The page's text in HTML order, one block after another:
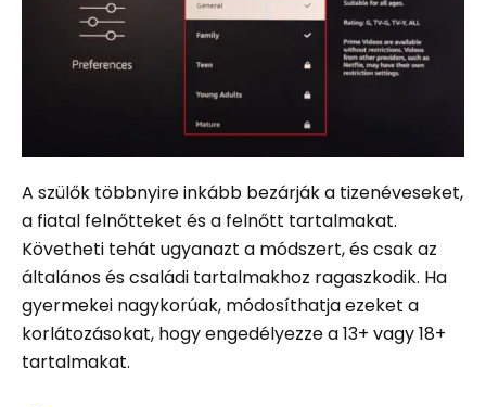
A szülők többnyire inkább bezárják a tizenéveseket,
a fiatal felnőtteket és a felnőtt tartalmakat.
Követheti tehát ugyanazt a módszert, és csak az
általános és családi tartalmakhoz ragaszkodik. Ha
gyermekei nagykorúak, módosíthatja ezeket a
korlátozásokat, hogy engedélyezze a 13+ vagy 18+
tartalmakat.